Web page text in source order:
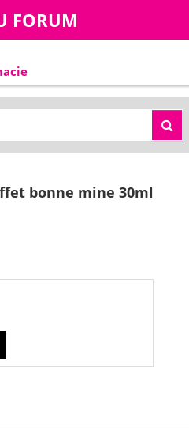
FORUM
bonne mine 30ml